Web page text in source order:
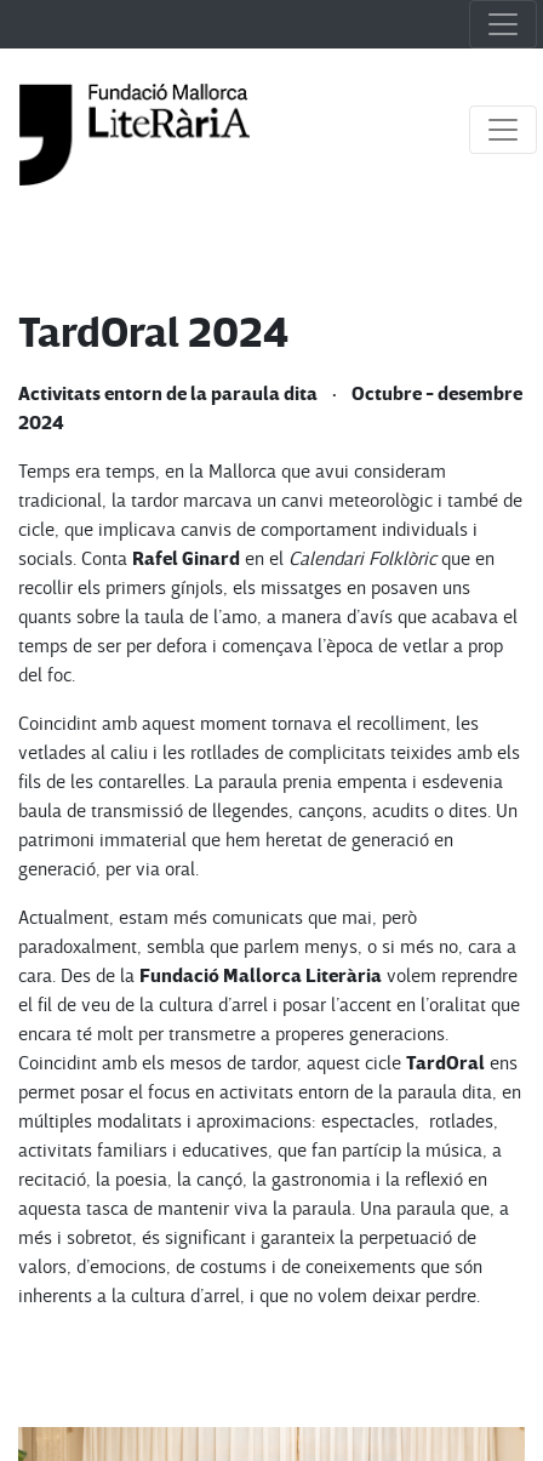
TardOral 2024
Activitats entorn de la paraula dita · Octubre - desembre
2024
Temps era temps, en la Mallorca que avui consideram
tradicional, la tardor marcava un canvi meteorològic i també de
cicle, que implicava canvis de comportament individuals i
socials. Conta Rafel Ginard en el Calendari Folklòricque en
recollir els primers gínjols, els missatges en posaven uns
quants sobre la taula de l’amo, a manera d’avís que acabava el
temps de ser per defora i començava l’època de vetlar a prop
del foc.
Coincidint amb aquest moment tornava el recolliment, les
vetlades al caliu i les rotllades de complicitats teixides amb els
fils de les contarelles. La paraula prenia empenta i esdevenia
baula de transmissió de llegendes, cançons, acudits o dites. Un
patrimoni immaterial que hem heretat de generació en
generació, per via oral.
Actualment, estam més comunicats que mai, però
paradoxalment, sembla que parlem menys, o si més no, cara a
cara. Des de la Fundació Mallorca Literària volem reprendre
el fil de veu de la cultura d’arrel i posar l’accent en l’oralitat que
encara té molt per transmetre a properes generacions.
Coincidint amb els mesos de tardor, aquest cicle TardOral ens
permet posar el focus en activitats entorn de la paraula dita, en
múltiples modalitats i aproximacions: espectacles, rotlades,
activitats familiars i educatives, que fan partícip la música, a
recitació, la poesia, la cançó, la gastronomia i la reflexió en
aquesta tasca de mantenir viva la paraula. Una paraula que, a
més i sobretot, és significant i garanteix la perpetuació de
valors, d’emocions, de costums i de coneixements que són
inherents a la cultura d’arrel, i que no volem deixar perdre.